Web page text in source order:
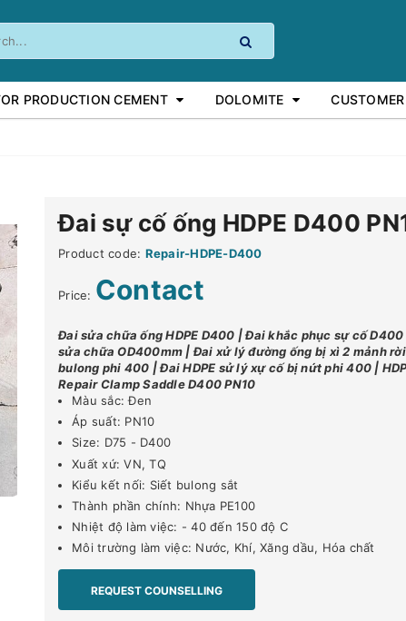
PRODUCTION CEMENT DOLOMITE CUSTOMER
Đai sự cố ống HDPE D400
Product code: Repair-HDPE-D400
Price: Contact
Đai sửa chữa ống HDPE D400 | Đai khắc phục sự cố
sửa chữa OD400mm | Đai xử lý đường ống bị xì 2 mảnh
bulong phi 400 | Đai HDPE sử lý xự cố bị nứt phi 400 |
Repair Clamp Saddle D400 PN10
Màu sắc: Đen
Áp suất: PN10
Size: D75 - D400
Xuất xứ: VN, TQ
Kiểu kết nối: Siết bulong sắt
Thành phần chính: Nhựa PE100
Nhiệt độ làm việc: - 40 đến 150 độ C
Môi trường làm việc: Nước, Khí, Xăng dầu, Hóa chất
REQUEST COUNSELLING